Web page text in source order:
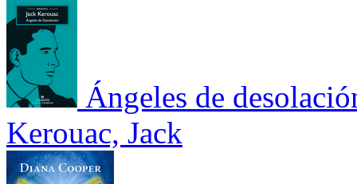
Ángeles de
Kerouac, Jack